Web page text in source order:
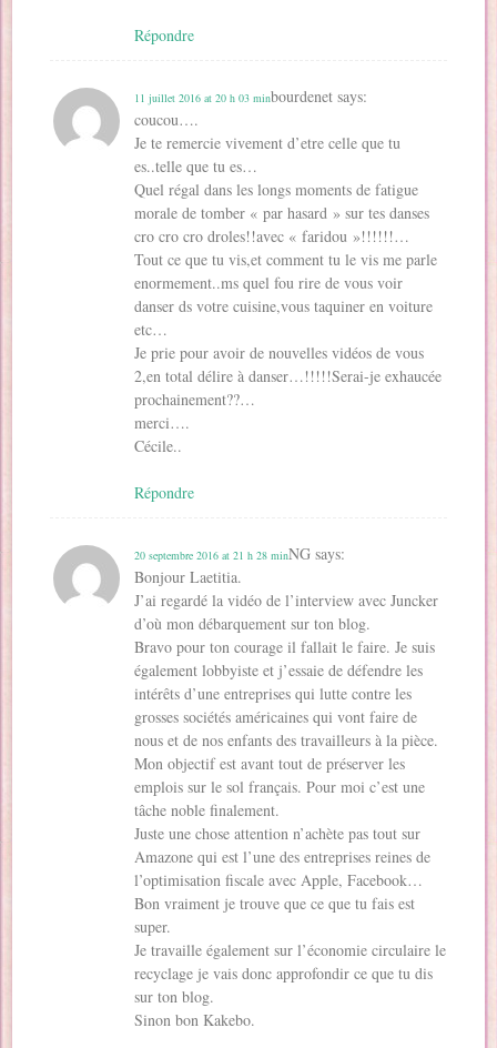
Répondre
bourdenet says:
11 juillet 2016 at 20 h 03 min
coucou….
Je te remercie vivement d’etre celle que tu
es..telle que tu es…
Quel régal dans les longs moments de fatigue
morale de tomber « par hasard » sur tes danses
cro cro cro droles!!avec « faridou »!!!!!!…
Tout ce que tu vis,et comment tu le vis me parle
enormement..ms quel fou rire de vous voir
danser ds votre cuisine,vous taquiner en voiture
etc…
Je prie pour avoir de nouvelles vidéos de vous
2,en total délire à danser…!!!!!Serai-je exhaucée
prochainement??…
merci….
Cécile..
Répondre
NG says:
20 septembre 2016 at 21 h 28 min
Bonjour Laetitia.
J’ai regardé la vidéo de l’interview avec Juncker
d’où mon débarquement sur ton blog.
Bravo pour ton courage il fallait le faire. Je suis
également lobbyiste et j’essaie de défendre les
intérêts d’une entreprises qui lutte contre les
grosses sociétés américaines qui vont faire de
nous et de nos enfants des travailleurs à la pièce.
Mon objectif est avant tout de préserver les
emplois sur le sol français. Pour moi c’est une
tâche noble finalement.
Juste une chose attention n’achète pas tout sur
Amazone qui est l’une des entreprises reines de
l’optimisation fiscale avec Apple, Facebook…
Bon vraiment je trouve que ce que tu fais est
super.
Je travaille également sur l’économie circulaire le
recyclage je vais donc approfondir ce que tu dis
sur ton blog.
Sinon bon Kakebo.